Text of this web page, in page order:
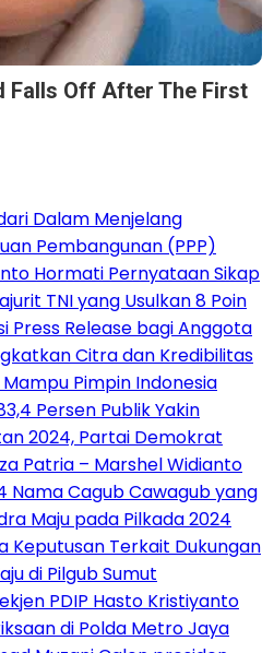
Falls Off After The First
Dalam Menjelang
Pembangunan (PPP)
Hormati Pernyataan Sikap
TNI yang Usulkan 8 Poin
Press Release bagi Anggota
Citra dan Kredibilitas
Pimpin Indonesia
Persen Publik Yakin
2024, Partai Demokrat
Patria – Marshel Widianto
Nama Cagub Cawagub yang
Maju pada Pilkada 2024
Keputusan Terkait Dukungan
di Pilgub Sumut
PDIP Hasto Kristiyanto
di Polda Metro Jaya